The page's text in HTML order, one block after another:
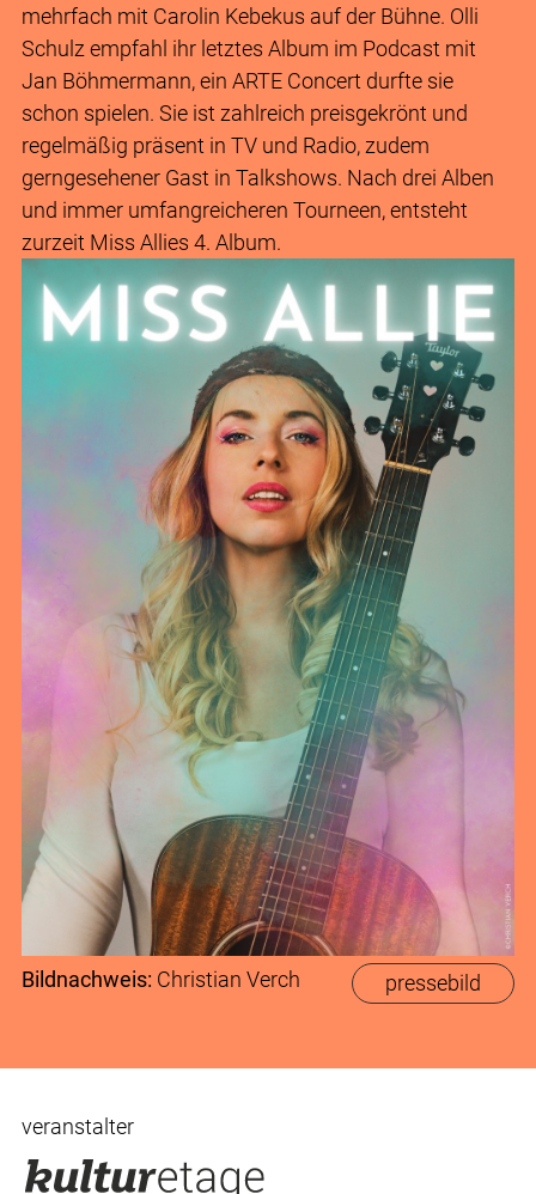
mehrfach mit Carolin Kebekus auf der Bühne. Olli
Schulz empfahl ihr letztes Album im Podcast mit
Jan Böhmermann, ein ARTE Concert durfte sie
schon spielen. Sie ist zahlreich preisgekrönt und
regelmäßig präsent in TV und Radio, zudem
gerngesehener Gast in Talkshows. Nach drei Alben
und immer umfangreicheren Tourneen, entsteht
zurzeit Miss Allies 4. Album.
pressebild
Bildnachweis: Christian Verch
veranstalter